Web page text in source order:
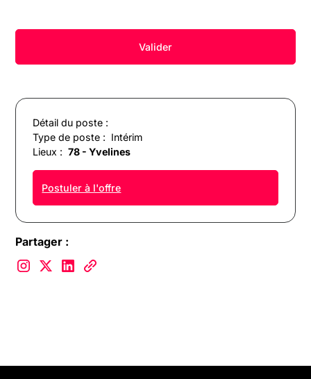
Détail du poste :
Type de poste : Intérim
Lieux : 78 - Yvelines
Postuler à l'offre
Partager :